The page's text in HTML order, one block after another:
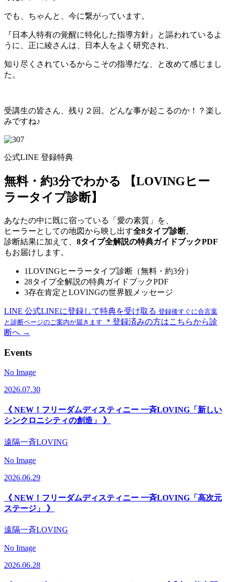
でも、ちゃんと、今に繋がっています。
『日本人特有の覚醒に特化した指導方針』と謳われているよ
うに、正に綾さんは、日本人をよく研究され、
知り尽くされているからこその指導だな、と改めて感じまし
た。
受講生の皆さん、残り２回。どんな事が起こるのか！？楽し
みですね♪
公式LINE 登録特典
無料・約3分でわかる
【LOVINGヒー
ラータイプ診断】
あなたの中に既に宿っている「愛の素質」を、
ヒーラーとしての地図から映し出す全8タイプ診断。
診断結果に加えて、 8タイプ全解説の特典ガイドブックPDF
もお届けします。
1LOVINGヒーラータイプ診断（無料・約3分）
28タイプ全解説の特典ガイドブックPDF
3存在肯定とLOVINGの世界観メッセージ
LINE 公式LINEに登録して特典を受け取る 登録後すぐに合言葉
と診断ページのご案内が届きます
＊登録済みの方はこちらから診
断へ →
Events
No Image
2026.07.30
《 NEW！フリーダムディスティニー 一斉LOVING「新しい
シンクロニシティの創造」 》
遠隔一斉LOVING
No Image
2026.06.29
《 NEW！フリーダムディスティニー 一斉LOVING「高次元
ステージ」 》
遠隔一斉LOVING
No Image
2026.06.28